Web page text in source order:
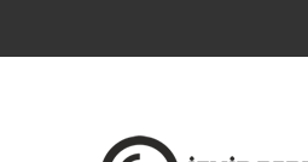
Özel Dedektifler Nasıl Tutulur?
Dedektif Günlük Ücret